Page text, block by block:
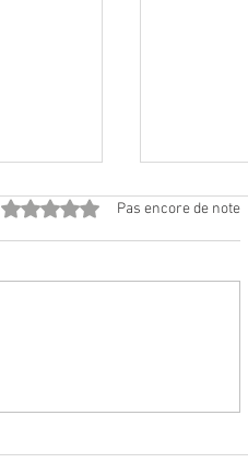
Noté 0 étoile sur 5.Pas encore de note